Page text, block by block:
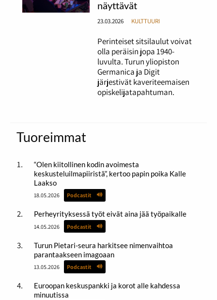
näyttävät
23.03.2026 KULTTUURI
Perinteiset sitsilaulut voivat
olla peräisin jopa 1940-
luvulta. Turun yliopiston
Germanica ja Digit
järjestivät kaveriteemaisen
opiskelijatapahtuman.
Tuoreimmat
“Olen kiitollinen kodin avoimesta
keskusteluilmapiiristä”, kertoo papin poika Kalle
Laakso
18.05.2026 Podcastit
Perheyrityksessä työt eivät aina jää työpaikalle
14.05.2026 Podcastit
Turun Pietari-seura harkitsee nimenvaihtoa
parantaakseen imagoaan
13.05.2026 Podcastit
Euroopan keskuspankki ja korot alle kahdessa
minuutissa